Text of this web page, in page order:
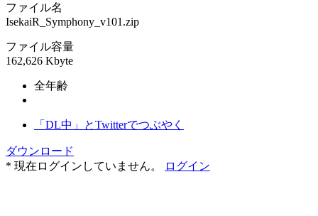
ファイル名
IsekaiR_Symphony_v101.zip
ファイル容量
162,626 Kbyte
全年齢
「DL中」とTwitterでつぶやく
ダウンロード
* 現在ログインしていません。
ログイン